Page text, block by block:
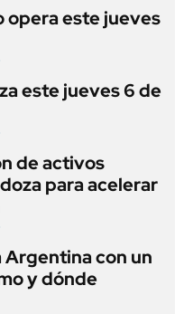
opera este jueves
este jueves 6 de
de activos
para acelerar
Argentina con un
y dónde